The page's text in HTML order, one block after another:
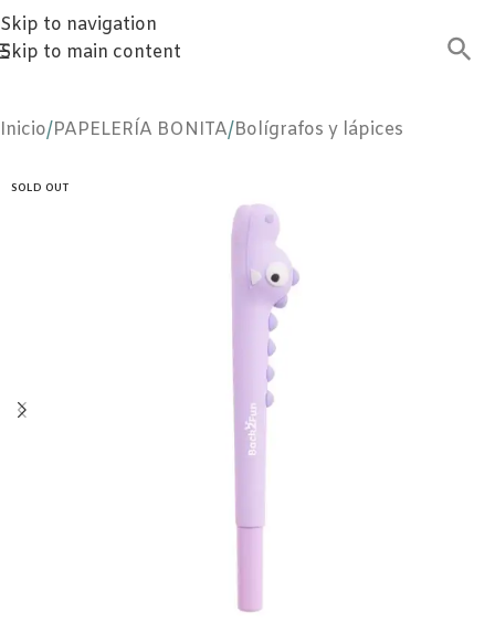
Skip to navigation
Skip to main content
Inicio/PAPELERÍA BONITA/Bolígrafos y lápices
SOLD OUT